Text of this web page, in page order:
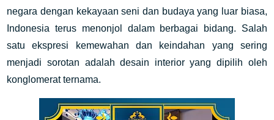
negara dengan kekayaan seni dan budaya yang luar biasa,
Indonesia terus menonjol dalam berbagai bidang. Salah
satu ekspresi kemewahan dan keindahan yang sering
menjadi sorotan adalah desain interior yang dipilih oleh
konglomerat ternama.